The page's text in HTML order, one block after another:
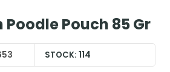
Poodle Pouch 85 Gr
STOCK: 114